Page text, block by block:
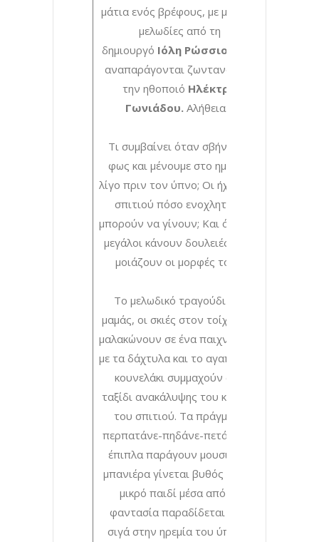
μάτια ενός βρέφους, με μαγικές
μελωδίες από τη
δημιουργό Ιόλη Ρώσσιου
αναπαράγονται ζωντανά από
την ηθοποιό Ηλέκτρα
Γωνιάδου. Αλήθεια…
Τι συμβαίνει όταν σβήνει το
φως και μένουμε στο ημίφως
λίγο πριν τον ύπνο; Οι ήχοι του
σπιτιού πόσο ενοχλητικοί
μπορούν να γίνουν; Και όταν οι
μεγάλοι κάνουν δουλειές με τί
μοιάζουν οι μορφές τους;
Το μελωδικό τραγούδι της
μαμάς, οι σκιές στον τοίχο που
μαλακώνουν σε ένα παιχνίδισμα
με τα δάχτυλα και το αγαπημένο
κουνελάκι συμμαχούν στο
ταξίδι ανακάλυψης του κόσμου
του σπιτιού. Τα πράγματα
περπατάνε-πηδάνε-πετάνε, τα
έπιπλα παράγουν μουσική, η
μπανιέρα γίνεται βυθός και το
μικρό παιδί μέσα από τη
φαντασία παραδίδεται σιγά
σιγά στην ηρεμία του ύπνου.